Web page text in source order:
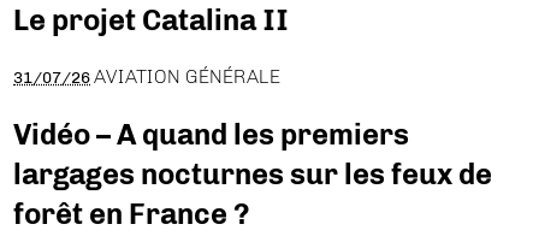
Le projet Catalina II
31/07/26 AVIATION GÉNÉRALE
Vidéo – A quand les premiers
largages nocturnes sur les feux de
forêt en France ?